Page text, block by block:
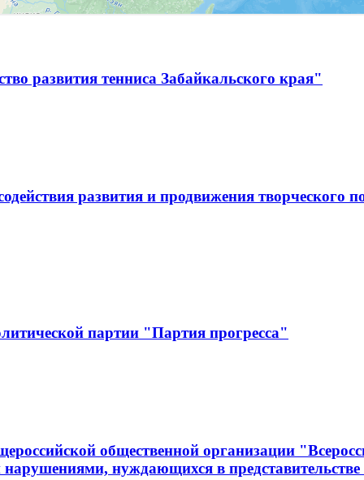
развития тенниса Забайкальского края"
развития и продвижения творческого
партии "Партия прогресса"
общественной организации
нуждающихся в представительстве